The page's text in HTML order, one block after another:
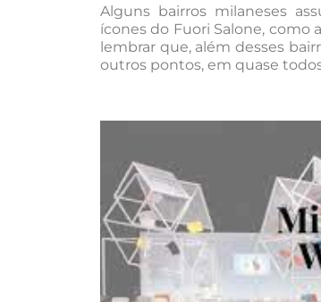
Alguns bairros milaneses
ícones do Fuori Salone, como
lembrar que, além desses
outros pontos, em quase